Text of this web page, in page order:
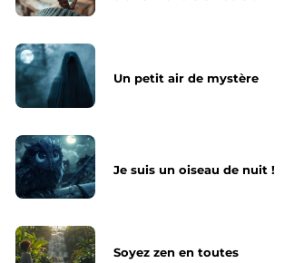
Un petit air de mystère
Je suis un oiseau de nuit !
Soyez zen en toutes